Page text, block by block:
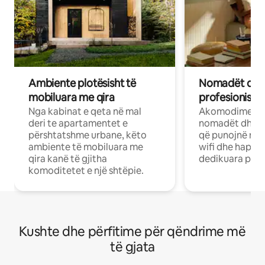
Ambiente plotësisht të
mobiluara me qira
Nga kabinat e qeta në mal
deri te apartamentet e
përshtatshme urbane, këto
ambiente të mobiluara me
qira kanë të gjitha
komoditetet e një shtëpie.
Nomadët
Akomodime
nomadët dhe
që punojnë në
wifi dhe
dedikuara
Kushte dhe përfitime për qëndrime më
të gjata